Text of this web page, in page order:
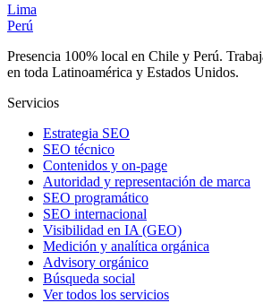
Lima
Perú
Presencia 100% local en Chile y Perú.
en toda Latinoamérica y Estados Unidos.
Servicios
Estrategia SEO
SEO técnico
Contenidos y on-page
Autoridad y representación de marca
SEO programático
SEO internacional
Visibilidad en IA (GEO)
Medición y analítica orgánica
Advisory orgánico
Búsqueda social
Ver todos los servicios